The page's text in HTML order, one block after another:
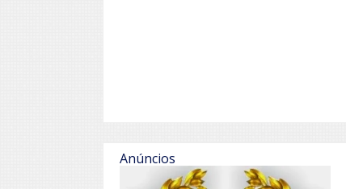
Anúncios